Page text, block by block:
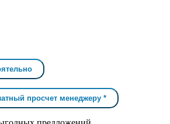
просчет менеджеру *